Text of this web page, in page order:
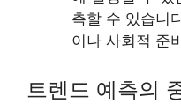
측할 수 있습니
이나 사회적 준
트렌드 예측의